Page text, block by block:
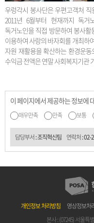
우렁각시 봉사단은 우편고객처
2011년 6월부터 현재까지 독거
독거노인을 직접 방문하여 봉사
이용하여 사랑의 바자회를 개최하
자원 재활용을 확산하는 환경운
수익금 전액은 연말 사회복지기관
이 페이지에서 제공하는 정보에
매우만족 만족 보통
담당부서 : 조직혁신팀 연락처 :02-
개인정보 처리방침 영상정보처
본사 : (07245) 서울특